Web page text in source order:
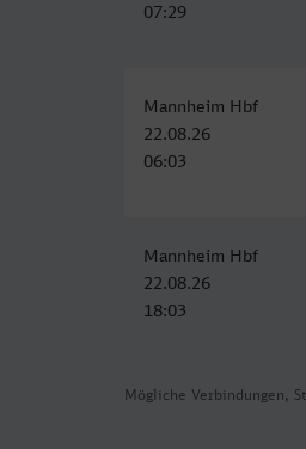
Mögliche Verbindungen,
07:29
Mannheim Hbf
22.08.26
06:03
Mannheim Hbf
22.08.26
18:03